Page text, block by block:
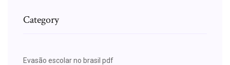
Category
Evasão escolar no brasil pdf